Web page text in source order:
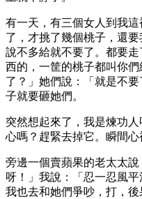
有一天，有三個女人到我
了，才挑了幾個桃子，還
說不多給就不要了。都要
西的，一筐的桃子都叫你
了？」她們說：「就是不
子就要砸她們。
突然想起來了，我是煉功
心嗎？趕緊去掉它。瞬間心
旁邊一個賣蘋果的老太太
呀！」我說：「忍一忍風
我也去和她們爭吵，打，